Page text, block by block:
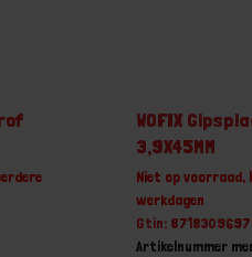
WOFIX
3,9X45MM
Niet op voorraad,
werkdagen
Gtin:
Artikelnummer